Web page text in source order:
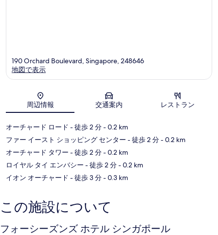
地図
190 Orchard Boulevard, Singapore, 248646
地図で表示
周辺情報 交通案内 レストラン
オーチャード ロード - 徒歩 2 分- 0.2 km
ファー イースト ショッピング センター - 徒歩 2 分- 0.2 km
オーチャード タワー - 徒歩 2 分- 0.2 km
ロイヤル タイ エンバシー - 徒歩 2 分- 0.2 km
イオン オーチャード - 徒歩 3 分- 0.3 km
この施設について
フォーシーズンズ ホテル シンガポール